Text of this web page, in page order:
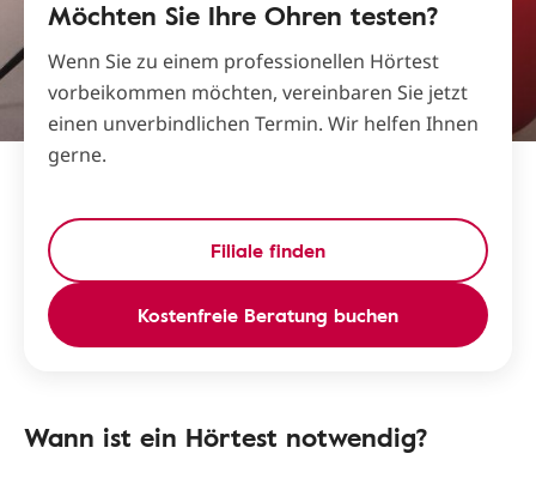
Möchten Sie Ihre Ohren testen?
Wenn Sie zu einem professionellen Hörtest
vorbeikommen möchten, vereinbaren Sie jetzt
einen unverbindlichen Termin. Wir helfen Ihnen
gerne.
Filiale finden
Kostenfreie Beratung buchen
Wann ist ein Hörtest notwendig?